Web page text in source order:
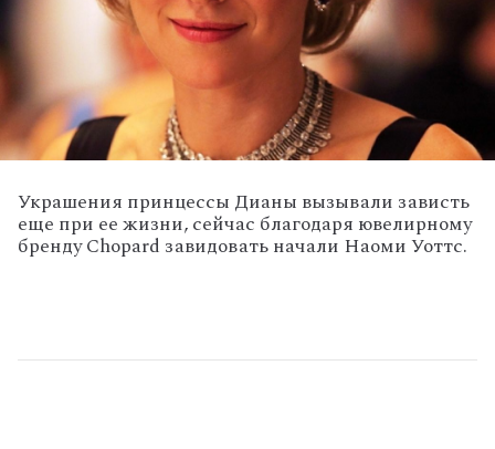
Украшения принцессы Дианы вызывали зависть
еще при ее жизни, сейчас благодаря ювелирному
бренду Chopard завидовать начали Наоми Уоттс.